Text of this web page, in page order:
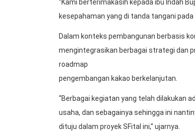
“Kami berterimakasih kepada ibu Indah
kesepahaman yang di tanda tangani pada
Dalam konteks pembangunan berbasis
mengintegrasikan berbagai strategi dan
roadmap
pengembangan kakao berkelanjutan.
“Berbagai kegiatan yang telah dilakukan
usaha, dan sebagainya sehingga ini
dituju dalam proyek SFital ini,” ujarnya.